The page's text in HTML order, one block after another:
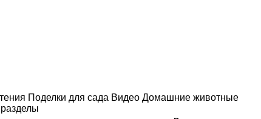
Поделки для сада Видео Домашние животные
разделы